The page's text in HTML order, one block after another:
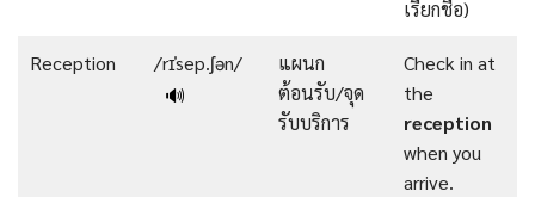
เรียกชื่อ)
Reception
/rɪˈsep.ʃən/
🔊
แผนก
ต้อนรับ/จุด
รับบริการ
Check in at
the
reception
when you
arrive.